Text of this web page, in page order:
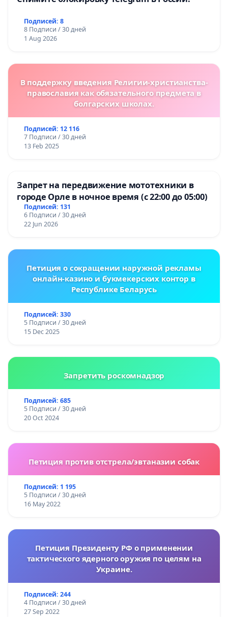
Подписей: 8
8 Подписи / 30 дней
1 Aug 2026
В поддержку введения Религии-христианства-
православия как обязательного предмета в
болгарских школах.
Подписей: 12 116
7 Подписи / 30 дней
13 Feb 2025
Запрет на передвижение мототехники в
городе Орле в ночное время (с 22:00 до 05:00)
Подписей: 131
6 Подписи / 30 дней
22 Jun 2026
Петиция о сокращении наружной рекламы
онлайн-казино и букмекерских контор в
Республике Беларусь
Подписей: 330
5 Подписи / 30 дней
15 Dec 2025
Запретить роскомнадзор
Подписей: 685
5 Подписи / 30 дней
20 Oct 2024
Петиция против отстрела/эвтаназии собак
Подписей: 1 195
5 Подписи / 30 дней
16 May 2022
Петиция Президенту РФ о применении
тактического ядерного оружия по целям на
Украине.
Подписей: 244
4 Подписи / 30 дней
27 Sep 2022